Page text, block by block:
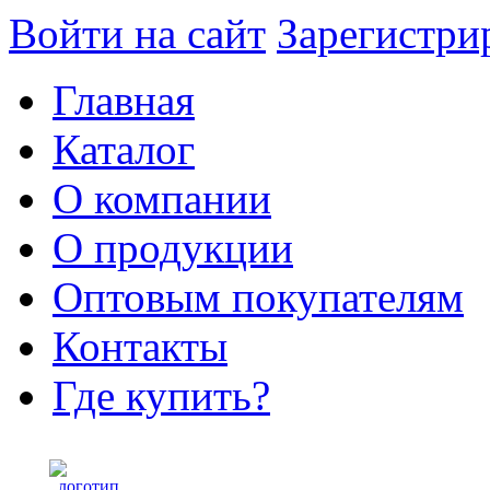
Войти на сайт
Главная
Каталог
О компании
О продукции
Оптовым покупателям
Контакты
Где купить?